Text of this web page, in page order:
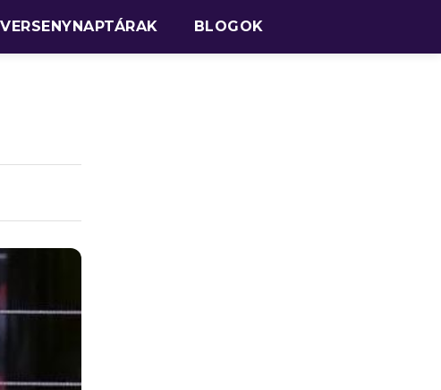
VERSENYNAPTÁRAK BLOGOK